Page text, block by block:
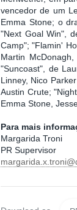
vencedor de um
Emma Stone; o
"Next Goal Win",
Camp"; "Flamin'
Martin
"Suncoast", de
Linney, Nico
Austin Crute;
Emma Stone,
Para mais
Margarida Troni
PR Supervisor